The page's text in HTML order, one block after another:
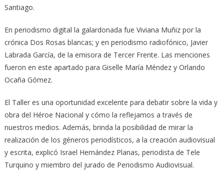
Santiago.
En periodismo digital la galardonada fue Viviana Muñiz por la
crónica Dos Rosas blancas; y en periodismo radiofónico, Javier
Labrada García, de la emisora de Tercer Frente. Las menciones
fueron en este apartado para Giselle María Méndez y Orlando
Ocaña Gómez.
El Taller es una oportunidad excelente para debatir sobre la vida y
obra del Héroe Nacional y cómo la reflejamos a través de
nuestros medios. Además, brinda la posibilidad de mirar la
realización de los géneros periodísticos, a la creación audiovisual
y escrita, explicó Israel Hernández Planas, periodista de Tele
Turquino y miembro del jurado de Periodismo Audiovisual.